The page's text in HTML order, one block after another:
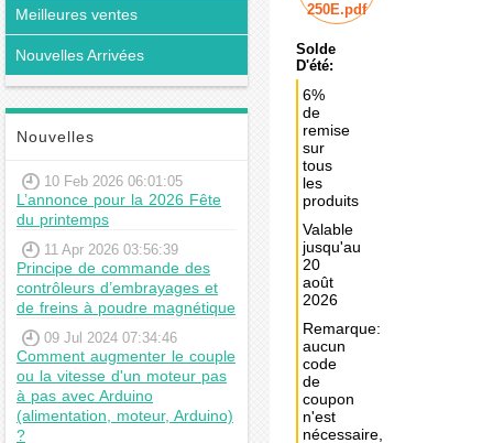
Meilleures ventes
Nouvelles Arrivées
Nouvelles
10 Feb 2026 06:01:05
L’annonce pour la 2026 Fête
du printemps
11 Apr 2026 03:56:39
Principe de commande des
contrôleurs d’embrayages et
de freins à poudre magnétique
09 Jul 2024 07:34:46
Comment augmenter le couple
ou la vitesse d'un moteur pas
à pas avec Arduino
(alimentation, moteur, Arduino)
?
250E.pdf
Solde
D'été:
6%
de
remise
sur
tous
les
produits
Valable
jusqu'au
20
août
2026
Remarque:
aucun
code
de
coupon
n'est
nécessaire,